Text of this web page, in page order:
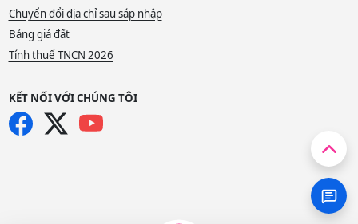
Chuyển đổi địa chỉ sau sáp nhập
Bảng giá đất
Tính thuế TNCN 2026
KẾT NỐI VỚI CHÚNG TÔI